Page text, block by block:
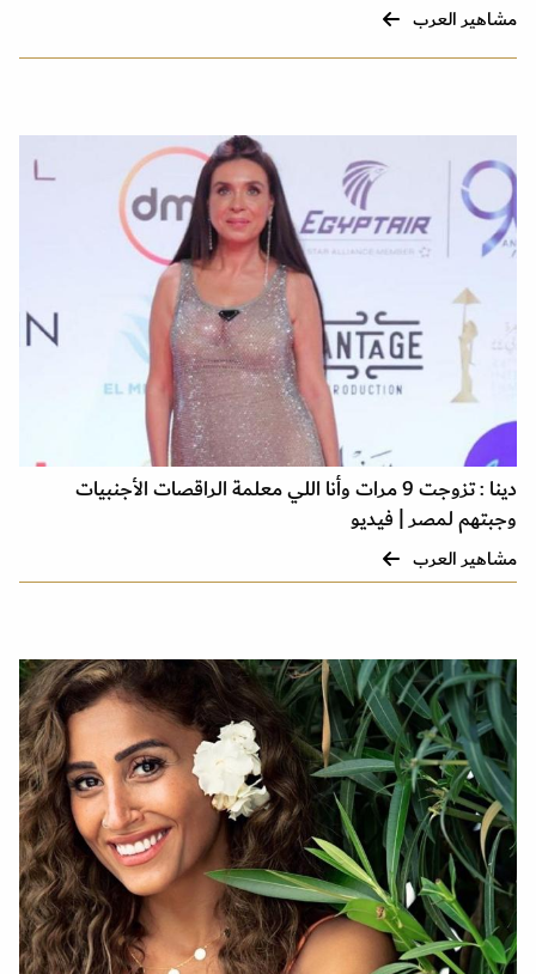
مشاهير العرب
دينا : تزوجت 9 مرات وأنا اللي معلمة الراقصات الأجنبيات
وجبتهم لمصر | فيديو
مشاهير العرب